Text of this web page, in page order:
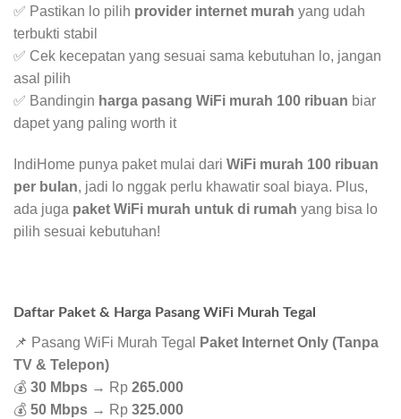
✅ Pastikan lo pilih provider internet murah yang udah
terbukti stabil
✅ Cek kecepatan yang sesuai sama kebutuhan lo, jangan
asal pilih
✅ Bandingin harga pasang WiFi murah 100 ribuan biar
dapet yang paling worth it
IndiHome punya paket mulai dari WiFi murah 100 ribuan
per bulan, jadi lo nggak perlu khawatir soal biaya. Plus,
ada juga paket WiFi murah untuk di rumah yang bisa lo
pilih sesuai kebutuhan!
Daftar Paket & Harga Pasang WiFi Murah Tegal
📌 Pasang WiFi Murah Tegal
Paket Internet Only (Tanpa
TV & Telepon)
💰 30 Mbps → Rp 265.000
💰 50 Mbps → Rp 325.000